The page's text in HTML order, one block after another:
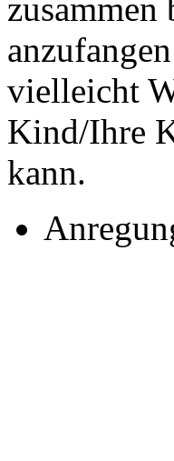
vielleicht
Kind/Ihre
kann.